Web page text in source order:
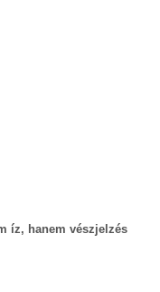
íz, hanem vészjelzés